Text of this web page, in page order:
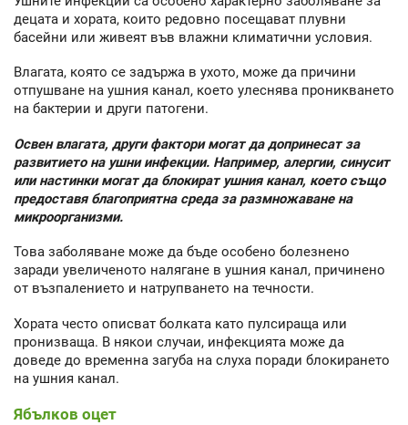
децата и хората, които редовно посещават плувни
басейни или живеят във влажни климатични условия.
Влагата, която се задържа в ухото, може да причини
отпушване на ушния канал, което улеснява проникването
на бактерии и други патогени.
Освен влагата, други фактори могат да допринесат за
развитието на ушни инфекции. Например, алергии, синусит
или настинки могат да блокират ушния канал, което също
предоставя благоприятна среда за размножаване на
микроорганизми.
Това заболяване може да бъде особено болезнено
заради увеличеното налягане в ушния канал, причинено
от възпалението и натрупването на течности.
Хората често описват болката като пулсираща или
пронизваща. В някои случаи, инфекцията може да
доведе до временна загуба на слуха поради блокирането
на ушния канал.
Ябълков оцет